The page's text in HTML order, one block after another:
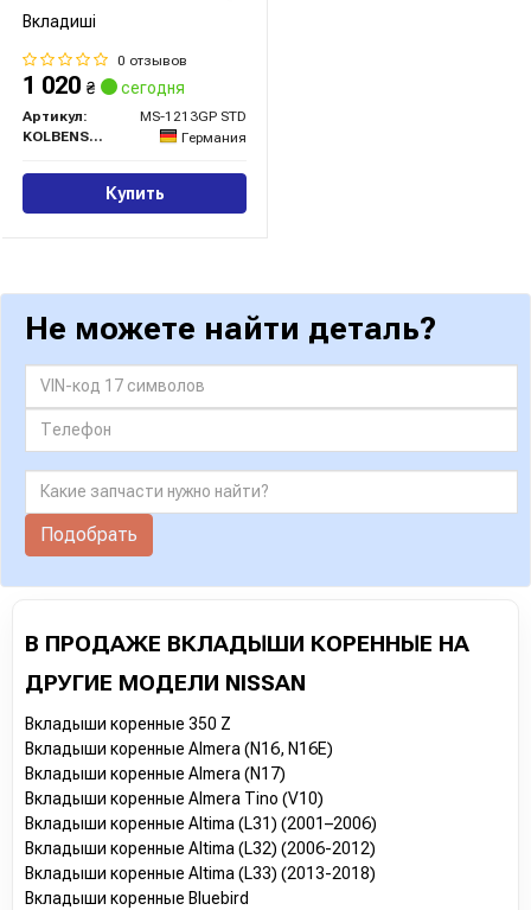
Вкладиші
0 отзывов
1 020 ₴ сегодня
Артикул:
MS-1213GP STD
KOLBENSCHMIDT
Германия
Купить
Не можете найти деталь?
Подобрать
В ПРОДАЖЕ ВКЛАДЫШИ КОРЕННЫЕ НА
ДРУГИЕ МОДЕЛИ NISSAN
Вкладыши коренные 350 Z
Вкладыши коренные Almera (N16, N16E)
Вкладыши коренные Almera (N17)
Вкладыши коренные Almera Tino (V10)
Вкладыши коренные Altima (L31) (2001–2006)
Вкладыши коренные Altima (L32) (2006-2012)
Вкладыши коренные Altima (L33) (2013-2018)
Вкладыши коренные Bluebird